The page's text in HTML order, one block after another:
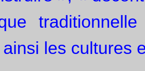
les cultures